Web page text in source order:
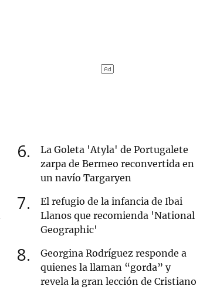
6
La Goleta 'Atyla' de Portugalete
zarpa de Bermeo reconvertida en
un navío Targaryen
7
El refugio de la infancia de Ibai
Llanos que recomienda 'National
Geographic'
8
Georgina Rodríguez responde a
quienes la llaman “gorda” y
revela la gran lección de Cristiano